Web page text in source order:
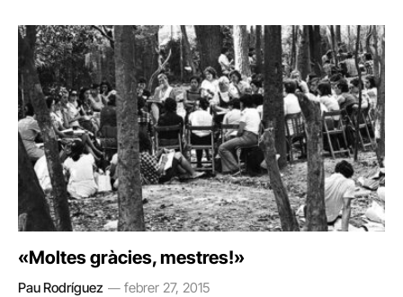
«Moltes gràcies, mestres!»
Pau Rodríguez febrer 27, 2015